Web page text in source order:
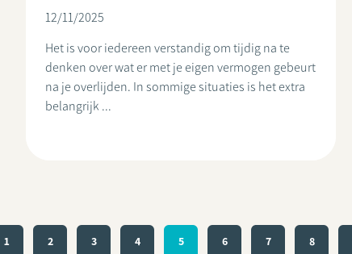
12/11/2025
Het is voor iedereen verstandig om tijdig na te
denken over wat er met je eigen vermogen gebeurt
na je overlijden. In sommige situaties is het extra
belangrijk ...
PAGINA
1 PAGINA
2 PAGINA
3 PAGINA
4 PAGINA
5 PAGINA
6 PAGINA
7 PAGINA
8